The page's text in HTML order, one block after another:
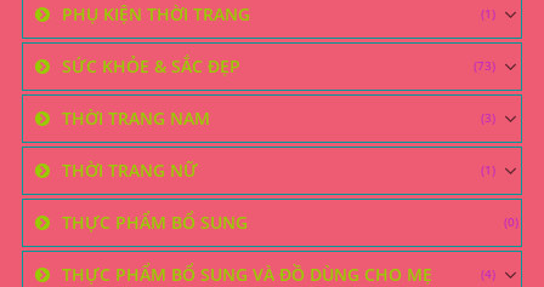
PHỤ KIỆN THỜI TRANG (1)
SỨC KHỎE & SẮC ĐẸP (73)
THỜI TRANG NAM (3)
THỜI TRANG NỮ (1)
THỰC PHẨM BỔ SUNG (0)
THỰC PHẨM BỔ SUNG VÀ ĐỒ DÙNG CHO MẸ (4)